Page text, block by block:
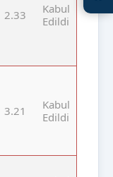
2.33
Kabul
Edildi
3.21
Kabul
Edildi